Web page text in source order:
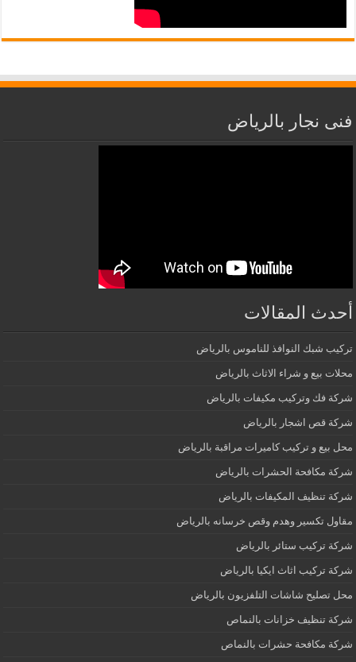
فنى نجار بالرياض
أحدث المقالات
تركيب شبك النوافذ للناموس بالرياض
محلات بيع و شراء الاثاث بالرياض
شركة فك وتركيب مكيفات بالرياض
شركة قص اشجار بالرياض
محل بيع و تركيب كاميرات مراقبة بالرياض
شركة مكافحة الحشرات بالرياض
شركة تنظيف المكيفات بالرياض
مقاول تكسير وهدم وقص خرسانه بالرياض
شركة تركيب ستائر بالرياض
شركة تركيب اثاث ايكيا بالرياض
محل تصليح شاشات التلفزيون بالرياض
شركة تنظيف خزانات بالنماص
شركة مكافحة حشرات بالنماص